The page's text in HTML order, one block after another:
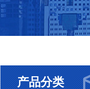
产品分类